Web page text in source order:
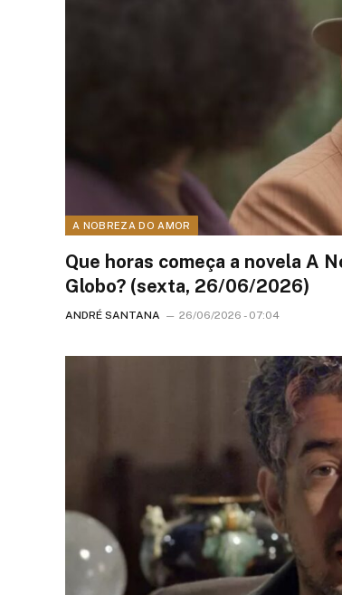
A NOBREZA DO AMOR
Que horas começa a novela A
Globo? (sexta, 26/06/2026)
ANDRÉ SANTANA 26/06/2026 - 07:04